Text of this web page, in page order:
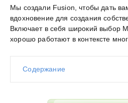
Мы создали Fusion, чтобы дать
вдохновение для создания
Включает в себя широкий выбор
хорошо работают в контексте
Содержание